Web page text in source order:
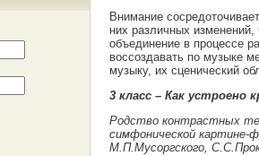
Внимание
них различных изменений,
объединение в процессе
воссоздавать по музыке
музыку, их сценический
3 класс – Как устроено
Родство контрастных
симфонической картине-
М.П.Мусоргского,